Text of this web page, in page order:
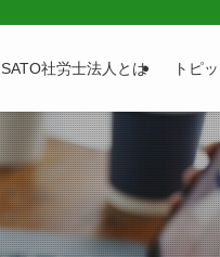
SATO社労士法人とは トピ